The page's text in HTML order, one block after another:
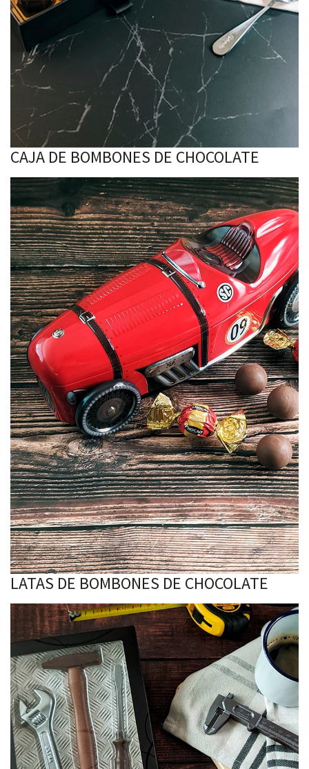
CAJA DE BOMBONES DE CHOCOLATE
LATAS DE BOMBONES DE CHOCOLATE